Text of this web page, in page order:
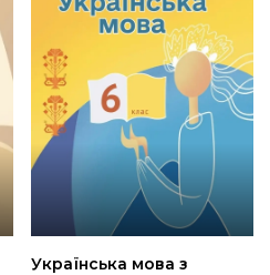
Українська мова з